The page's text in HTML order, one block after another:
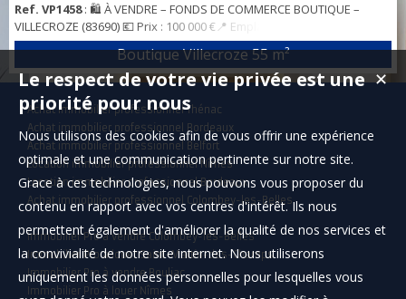
Ref. VP1458: 🛍️ À VENDRE – FONDS DE COMMERCE BOUTIQUE –
VILLECROZE (83690) 💶 Prix : 100 000 €📍 Emplacement : Centre du
village de Villecroze📐 Surface : 55 m² entièrement modulables🏢
Type de local : Indépendant, en parfait état🔑 Activité : Libre – idéal
pour commerce, bureau ou atelier Description : Située en plein
cœur de Villecroze, cette boutique de 55 m² offre une visibilité
optimale grâce à sa la...
Boutique Villecroze55 m²
Achat immobilier professionnel Thénac
Achat immobilier professionnel Bordeaux
Achat immobilier professionnel Belfort
Location immobilier professionnel Nîmes
Location immobilier professionnel Bordeaux
Achat immobilier professionnel Colombey-les-Belles
Immobilier Pro à vendre Colombey-les-Belles
Immobilier Pro à louer Saint-Martin-des-Champs
Immobilier Pro à vendre Bouliac
Immobilier Pro à louer Nîmes
✕
Le respect de votre vie privée est une
priorité pour nous
Nous utilisons des cookies afin de vous offrir une expérience
optimale et une communication pertinente sur notre site.
Grace à ces technologies, nous pouvons vous proposer du
contenu en rapport avec vos centres d'intérêt. Ils nous
permettent également d'améliorer la qualité de nos services et
la convivialité de notre site internet. Nous utiliserons
uniquement les données personnelles pour lesquelles vous